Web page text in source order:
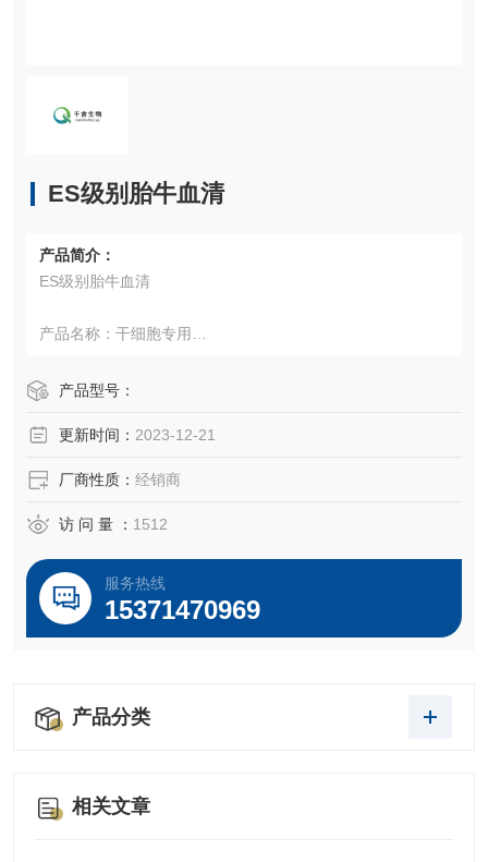
ES级别胎牛血清
产品简介：
ES级别胎牛血清
产品名称：干细胞专用
货号：
规格：500ml
品牌:winsera ....
→→→→苏州千舍生物，进口胎牛血清，搬运工←←←←←
产品型号：
更新时间： 2023-12-21
厂商性质： 经销商
访 问 量 ： 1512
服务热线
15371470969
产品分类
相关文章